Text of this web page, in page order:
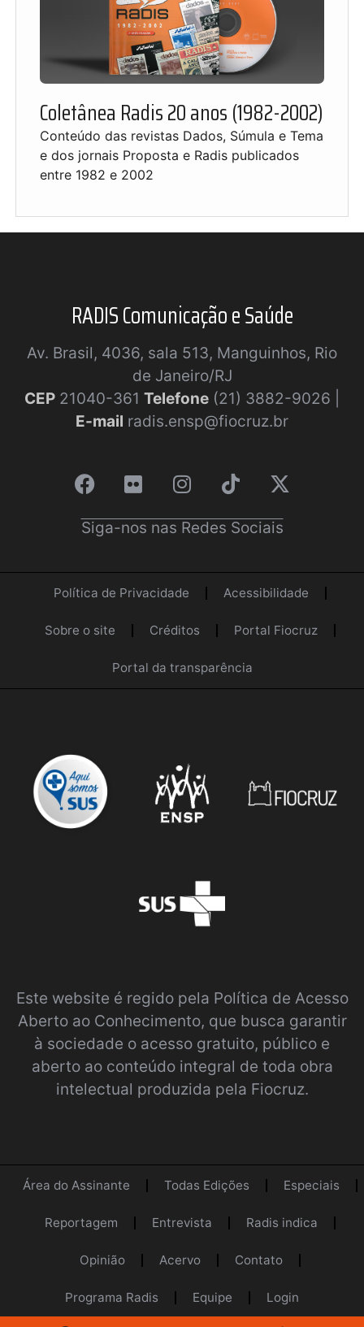
Coletânea Radis 20 anos (1982-2002)
Conteúdo das revistas Dados, Súmula e Tema
e dos jornais Proposta e Radis publicados
entre 1982 e 2002
RADIS Comunicação e Saúde
Av. Brasil, 4036, sala 513, Manguinhos, Rio
de Janeiro/RJ
CEP 21040-361 Telefone (21) 3882-9026 |
E-mail radis.ensp@fiocruz.br
Siga-nos nas Redes Sociais
Política de Privacidade Acessibilidade
Sobre o site Créditos Portal Fiocruz
Portal da transparência
Este website é regido pela Política de Acesso
Aberto ao Conhecimento, que busca garantir
à sociedade o acesso gratuito, público e
aberto ao conteúdo integral de toda obra
intelectual produzida pela Fiocruz.
Área do Assinante Todas Edições Especiais
Reportagem Entrevista Radis indica
Opinião Acervo Contato
Programa Radis Equipe Login